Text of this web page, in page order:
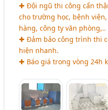
✚ Đội ngũ thi công cẩn
cho trường học, bệnh
hàng, công ty văn phòng,..
✚ Đảm bảo công trình thi
hiện nhanh.
✚ Báo giá trong vòng 24h